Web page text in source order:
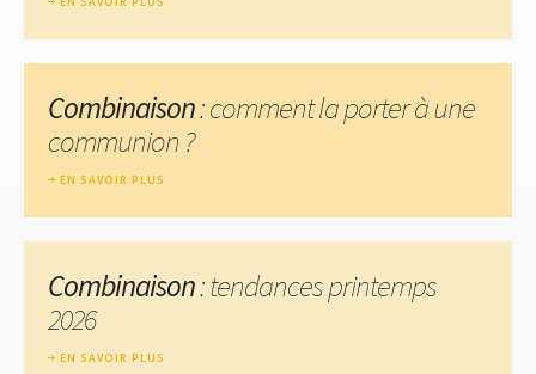
Combinaison: comment la porter à une
communion ?
EN SAVOIR PLUS
Combinaison: tendances printemps
2026
EN SAVOIR PLUS